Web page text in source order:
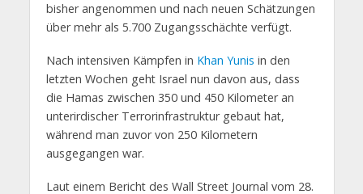
bisher angenommen und nach neuen Schätzungen
über mehr als 5.700 Zugangsschächte verfügt.
Nach intensiven Kämpfen in Khan Yunis in den
letzten Wochen geht Israel nun davon aus, dass
die Hamas zwischen 350 und 450 Kilometer an
unterirdischer Terrorinfrastruktur gebaut hat,
während man zuvor von 250 Kilometern
ausgegangen war.
Laut einem Bericht des Wall Street Journal vom 28.